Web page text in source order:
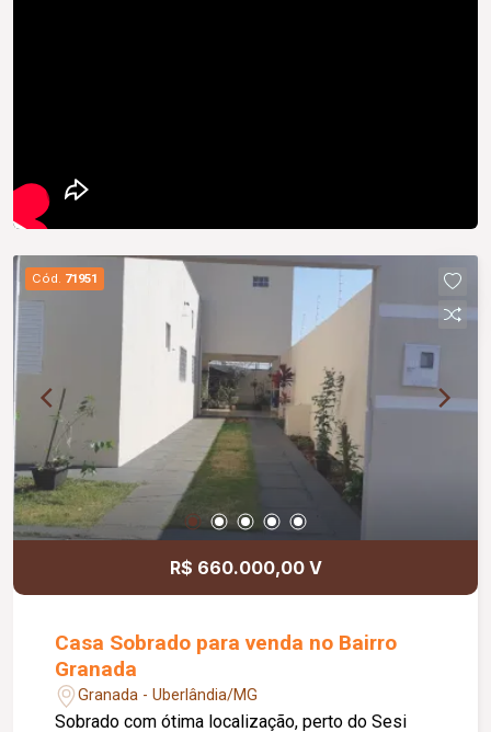
Cód. 71951
R$ 660.000,00 V
Casa Sobrado para venda no Bairro
Granada
Granada - Uberlândia/MG
Sobrado com ótima localização, perto do Sesi